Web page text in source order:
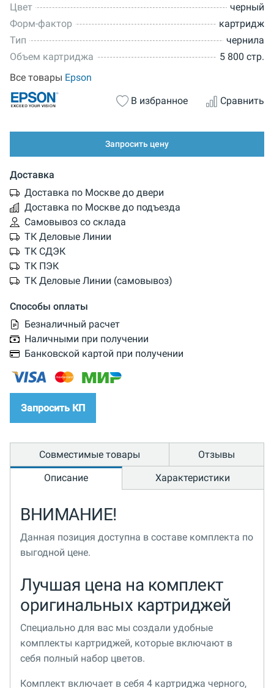
Цвет
черный
Форм-фактор
картридж
Тип
чернила
Объем картриджа
5 800 стр.
Все товары Epson
В избранное Сравнить
Запросить цену
Доставка
Доставка по Москве до двери
Доставка по Москве до подъезда
Самовывоз со склада
ТК Деловые Линии
ТК СДЭК
ТК ПЭК
ТК Деловые Линии (самовывоз)
Способы оплаты
Безналичный расчет
Наличными при получении
Банковской картой при получении
Запросить КП
Совместимые товары
Отзывы
Описание
Характеристики
ВНИМАНИЕ!
Данная позиция доступна в составе комплекта по
выгодной цене.
Лучшая цена на комплект
оригинальных картриджей
Специально для вас мы создали удобные
комплекты картриджей, которые включают в
себя полный набор цветов.
Комплект включает в себя 4 картриджа черного,